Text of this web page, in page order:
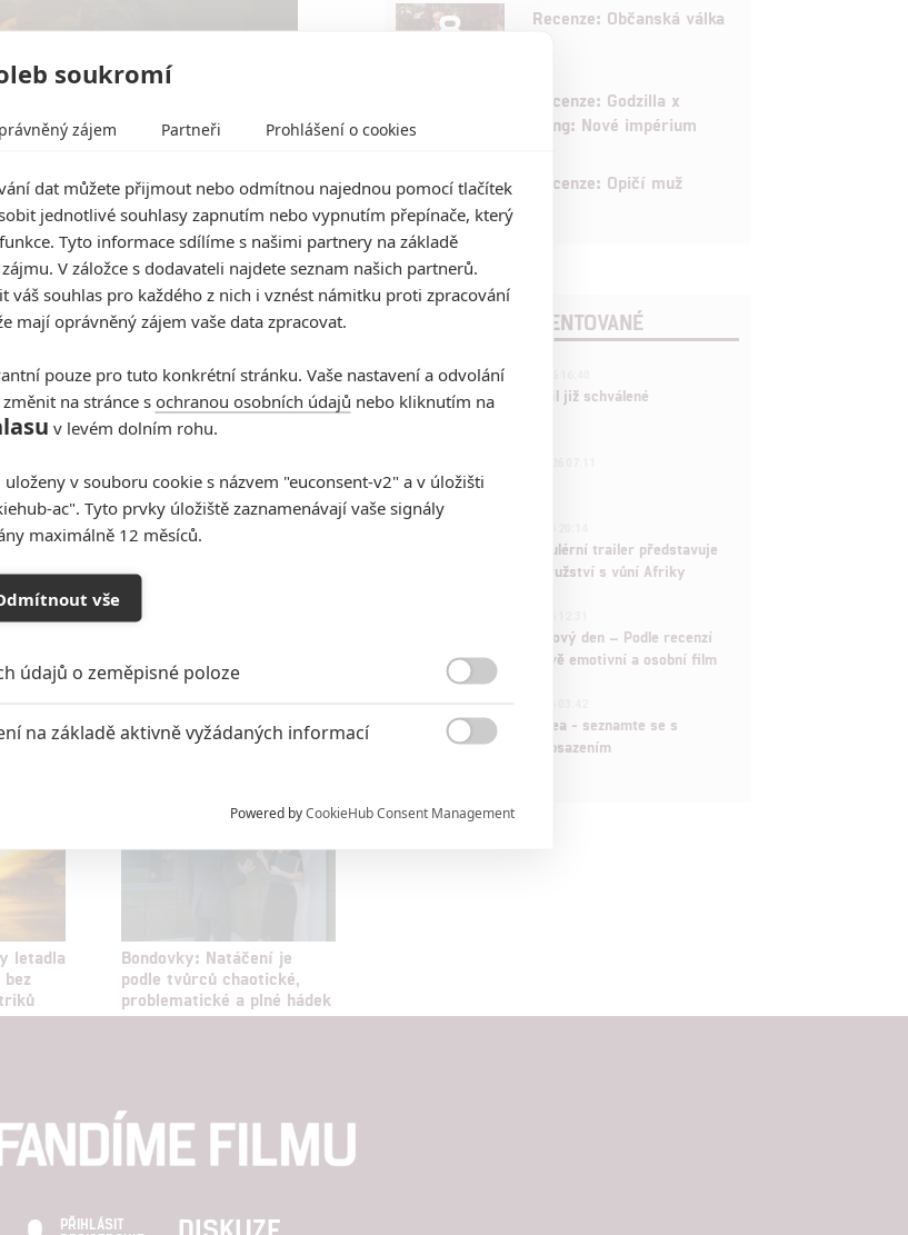
filmu
letadla
Bondovky: Natáčení je
podle tvůrců chaotické,
problematické a plné hádek
8 Recenze: Občanská válka
Recenze: Godzilla x
Kong: Nové impérium
8 Recenze: Opičí muž
POSLEDNÍ KOMENTOVANÉ
3ČLÁNEK | 01.08.2026 16:40
Marvel nečekaně zrušil již schválené
拆彈專家
1
Děti krve a kostí: Regulérní trailer představuje
akční fantasy dobrodružství s vůní Afriky
Spider-Man: Zbrusu nový den – Podle recenzí
máme čekat překvapivě emotivní a osobní film
Velké preview: Odyssea - seznamte se s
maximálně nabitým obsazením
PŘIHLÁSIT
DISKUZE
soukromí
zájem Partneři Prohlášení o cookies
dat můžete přijmout nebo odmítnou najednou pomocí tlačítek
jednotlivé souhlasy zapnutím nebo vypnutím přepínače, který
Tyto informace sdílíme s našimi partnery na základě
V záložce s dodavateli najdete seznam našich partnerů.
váš souhlas pro každého z nich i vznést námitku proti zpracování
mají oprávněný zájem vaše data zpracovat.
pouze pro tuto konkrétní stránku. Vaše nastavení a odvolání
na stránce s ochranou osobních údajů nebo kliknutím na
v levém dolním rohu.
v souboru cookie s názvem "euconsent-v2" a v úložišti
ac". Tyto prvky úložiště zaznamenávají vaše signály
maximálně 12 měsíců.
vše
údajů o zeměpisné poloze
na základě aktivně vyžádaných informací
k informacím v zařízení

na omezených údajích a měření reklamy
a funkcemi zde uvedenými dáváte nám i našim partnerům
Powered byCookieHub Consent Management